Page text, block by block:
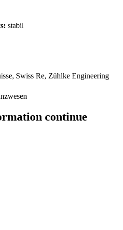
: stabil
Swiss Re, Zühlke Engineering
continue